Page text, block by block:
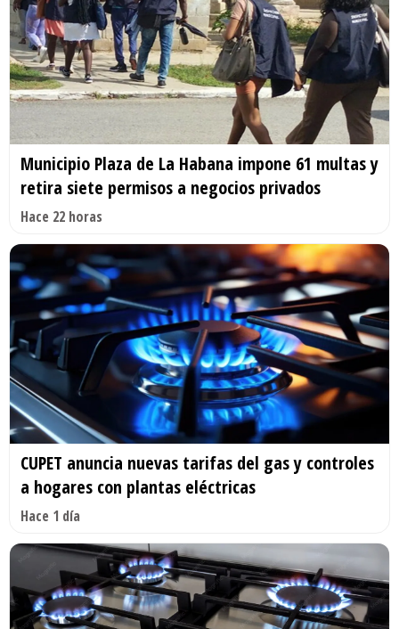
Municipio Plaza de La Habana impone 61 multas y
retira siete permisos a negocios privados
Hace 22 horas
CUPET anuncia nuevas tarifas del gas y controles
a hogares con plantas eléctricas
Hace 1 día